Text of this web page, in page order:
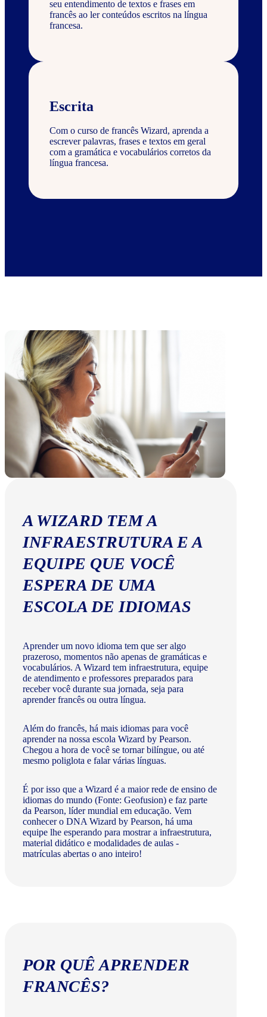
seu entendimento de textos e frases em
francês ao ler conteúdos escritos na língua
francesa.
Escrita
Com o curso de francês Wizard, aprenda a
escrever palavras, frases e textos em geral
com a gramática e vocabulários corretos da
língua francesa.
A WIZARD TEM A
INFRAESTRUTURA E A
EQUIPE QUE VOCÊ
ESPERA DE UMA
ESCOLA DE IDIOMAS
Aprender um novo idioma tem que ser algo
prazeroso, momentos não apenas de gramáticas e
vocabulários. A Wizard tem infraestrutura, equipe
de atendimento e professores preparados para
receber você durante sua jornada, seja para
aprender francês ou outra língua.
Além do francês, há mais idiomas para você
aprender na nossa escola Wizard by Pearson.
Chegou a hora de você se tornar bilíngue, ou até
mesmo poliglota e falar várias línguas.
É por isso que a Wizard é a maior rede de ensino de
idiomas do mundo (Fonte: Geofusion) e faz parte
da Pearson, líder mundial em educação. Vem
conhecer o DNA Wizard by Pearson, há uma
equipe lhe esperando para mostrar a infraestrutura,
material didático e modalidades de aulas -
matrículas abertas o ano inteiro!
POR QUÊ APRENDER
FRANCÊS?